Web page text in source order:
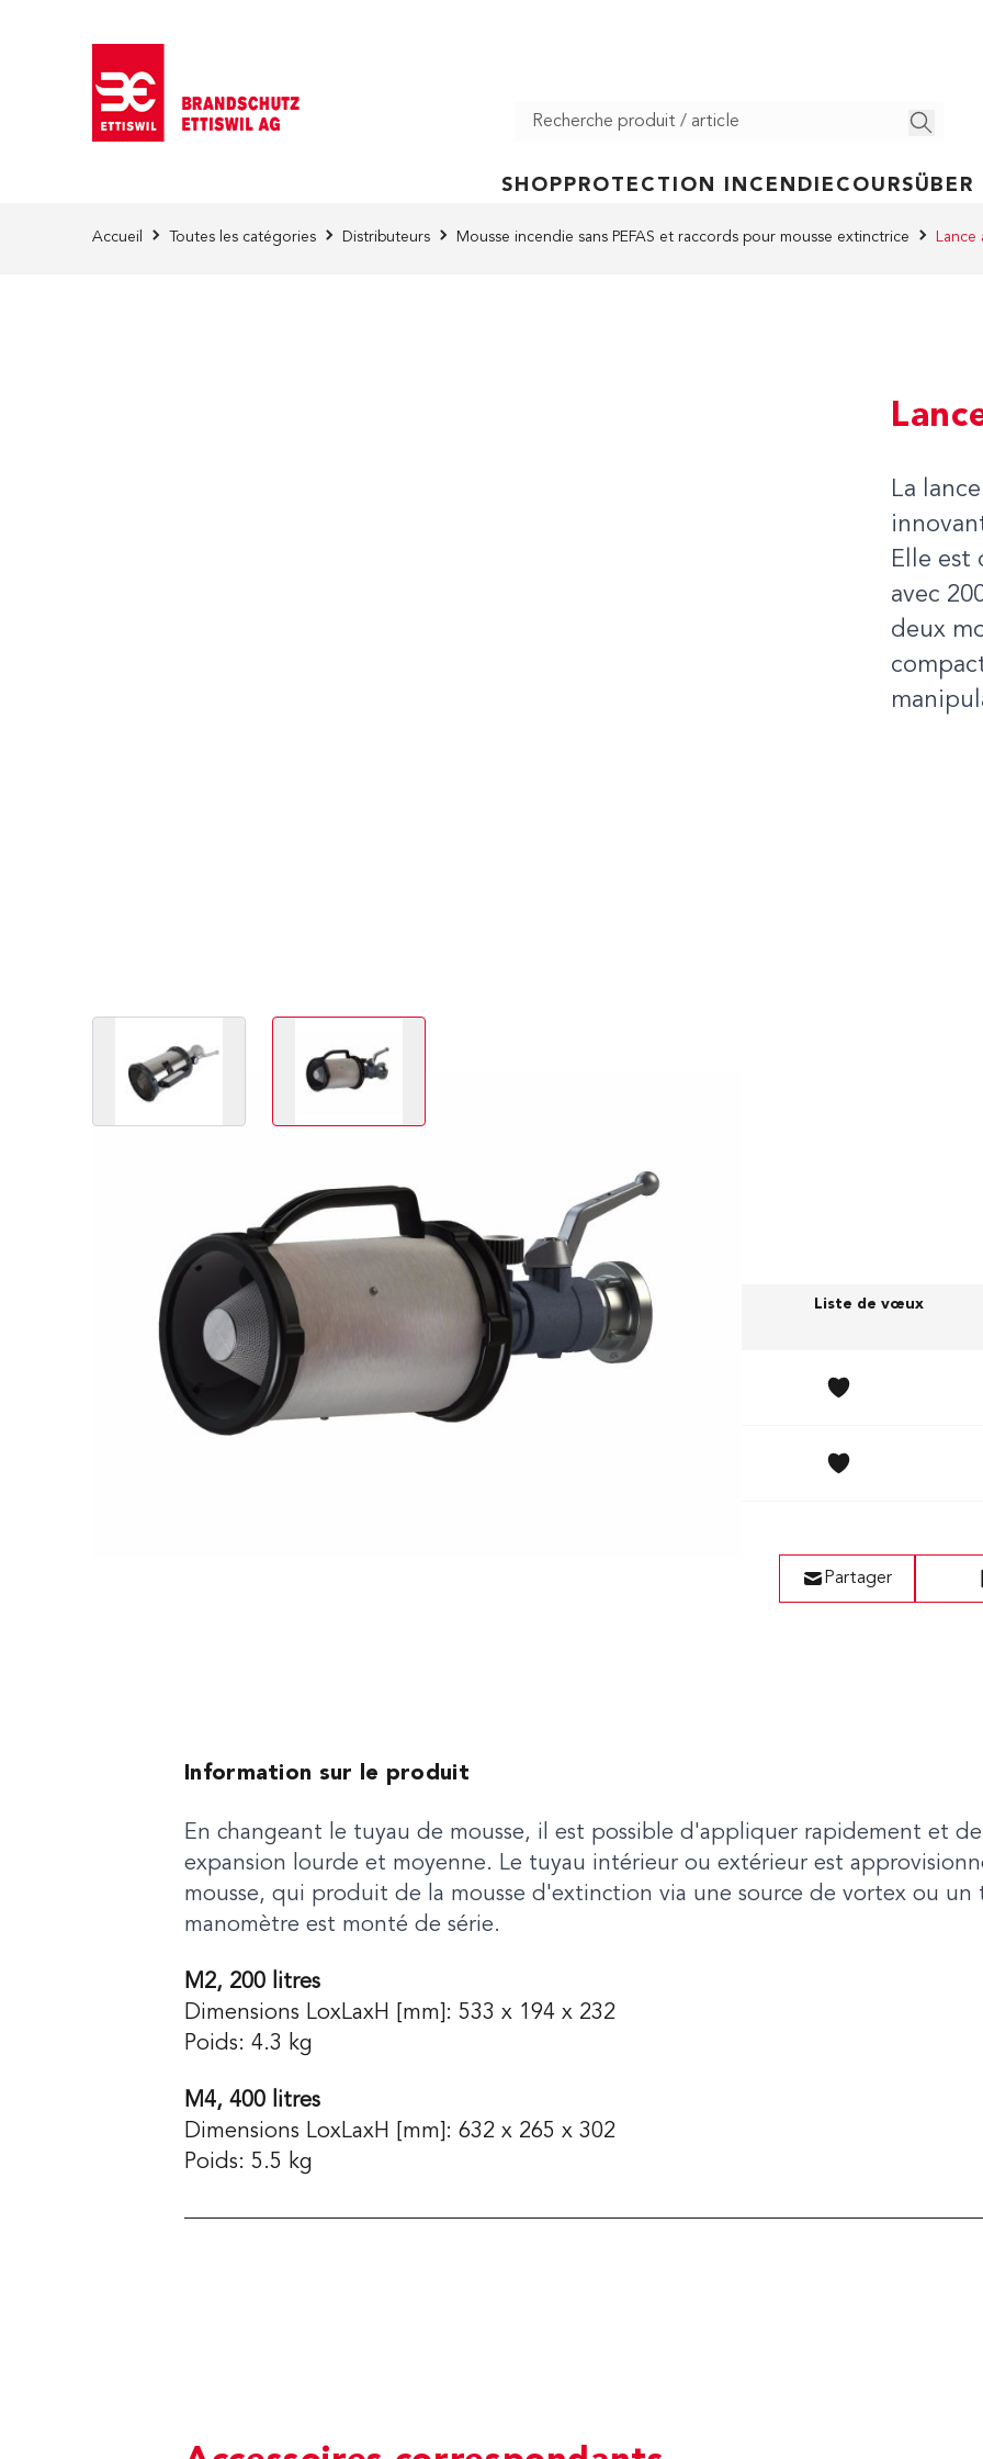
SHOP PROTECTION INCENDIE COURSÜBER
Accueil Toutes les catégories Distributeurs Mousse incendie sans PEFAS et raccords pour mousse extinctrice Lance
La
Elle est
avec
deux
Variations des produits
Article no. Produit Raccord Storz Prix (sans TVA) Liste de vœux
01.75200 M 200
Partager
Information sur le produit
En changeant le tuyau de mousse, il est possible d'appliquer rapidement et
expansion lourde et moyenne. Le tuyau intérieur ou extérieur est
mousse, qui produit de la mousse d'extinction via une source de vortex ou un
manomètre est monté de série.
M2, 200 litres
Dimensions LoxLaxH [mm]: 533 x 194 x 232
Poids: 4.3 kg
M4, 400 litres
Dimensions LoxLaxH [mm]: 632 x 265 x 302
Poids: 5.5 kg